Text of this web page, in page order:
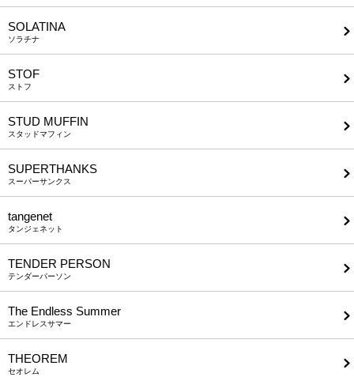
SOLATINA
ソラチナ
STOF
ストフ
STUD MUFFIN
スタッドマフィン
SUPERTHANKS
スーパーサンクス
tangenet
タンジェネット
TENDER PERSON
テンダーパーソン
The Endless Summer
エンドレスサマー
THEOREM
セオレム